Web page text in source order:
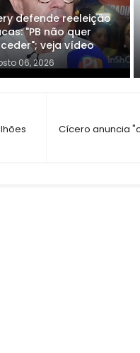
defende reeleição
"PB não quer
veja vídeo
06, 2026
Cícero anuncia